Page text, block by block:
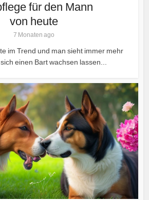
für den Mann
von heute
7 Monaten ago
im Trend und man sieht immer mehr
einen Bart wachsen lassen...